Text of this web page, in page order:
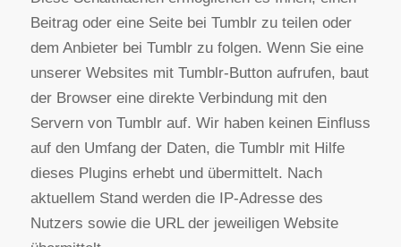
https://instagram.com/about/legal/privacy/
Tumblr Plugin
Unsere Seiten nutzen Schaltflächen des Dienstes
Tumblr. Anbieter ist die Tumblr, Inc., 35 East 21st
St, 10th Floor, New York, NY 10010, USA.
Diese Schaltflächen ermöglichen es Ihnen, einen
Beitrag oder eine Seite bei Tumblr zu teilen oder
dem Anbieter bei Tumblr zu folgen. Wenn Sie eine